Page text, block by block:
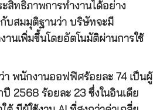
ะสิทธิภาพการทำงานได้อย่าง
บสมมุติฐานว่า บริษัทจะมี
นเพิ่มขึ้นโดยอัตโนมัติผ่านการใช้
า พนักงานออฟฟิศร้อยละ 74 เป็นผู้
ปี 2568 ร้อยละ 23 ซึ่งในอินเดีย